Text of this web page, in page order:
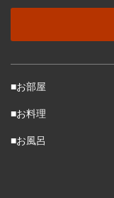
■お部屋
■お料理
■お風呂